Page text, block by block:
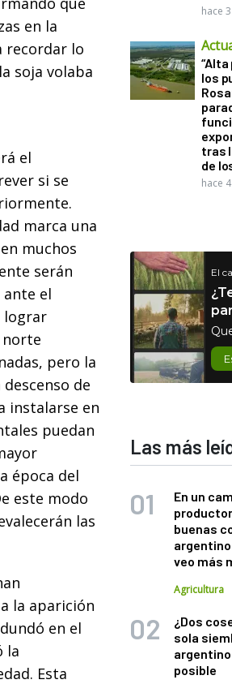
en la
recordar lo
soja volaba
el
si se
marca una
muchos
serán
el
lograr
norte
pero la
de
instalarse en
puedan
época del
este modo
las
la aparición
en el
la
Esta
hace
los
tras
de
hace
El
Las más
En un
buenas
veo más
Agricultura
¿Dos
sola
posible